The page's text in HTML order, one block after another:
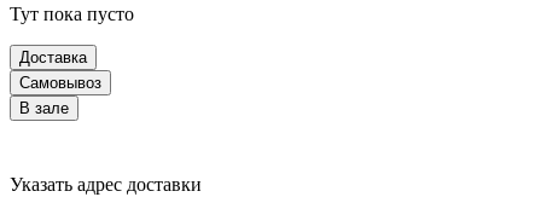
Тут пока пусто
Доставка
Самовывоз
В зале
Указать адрес доставки